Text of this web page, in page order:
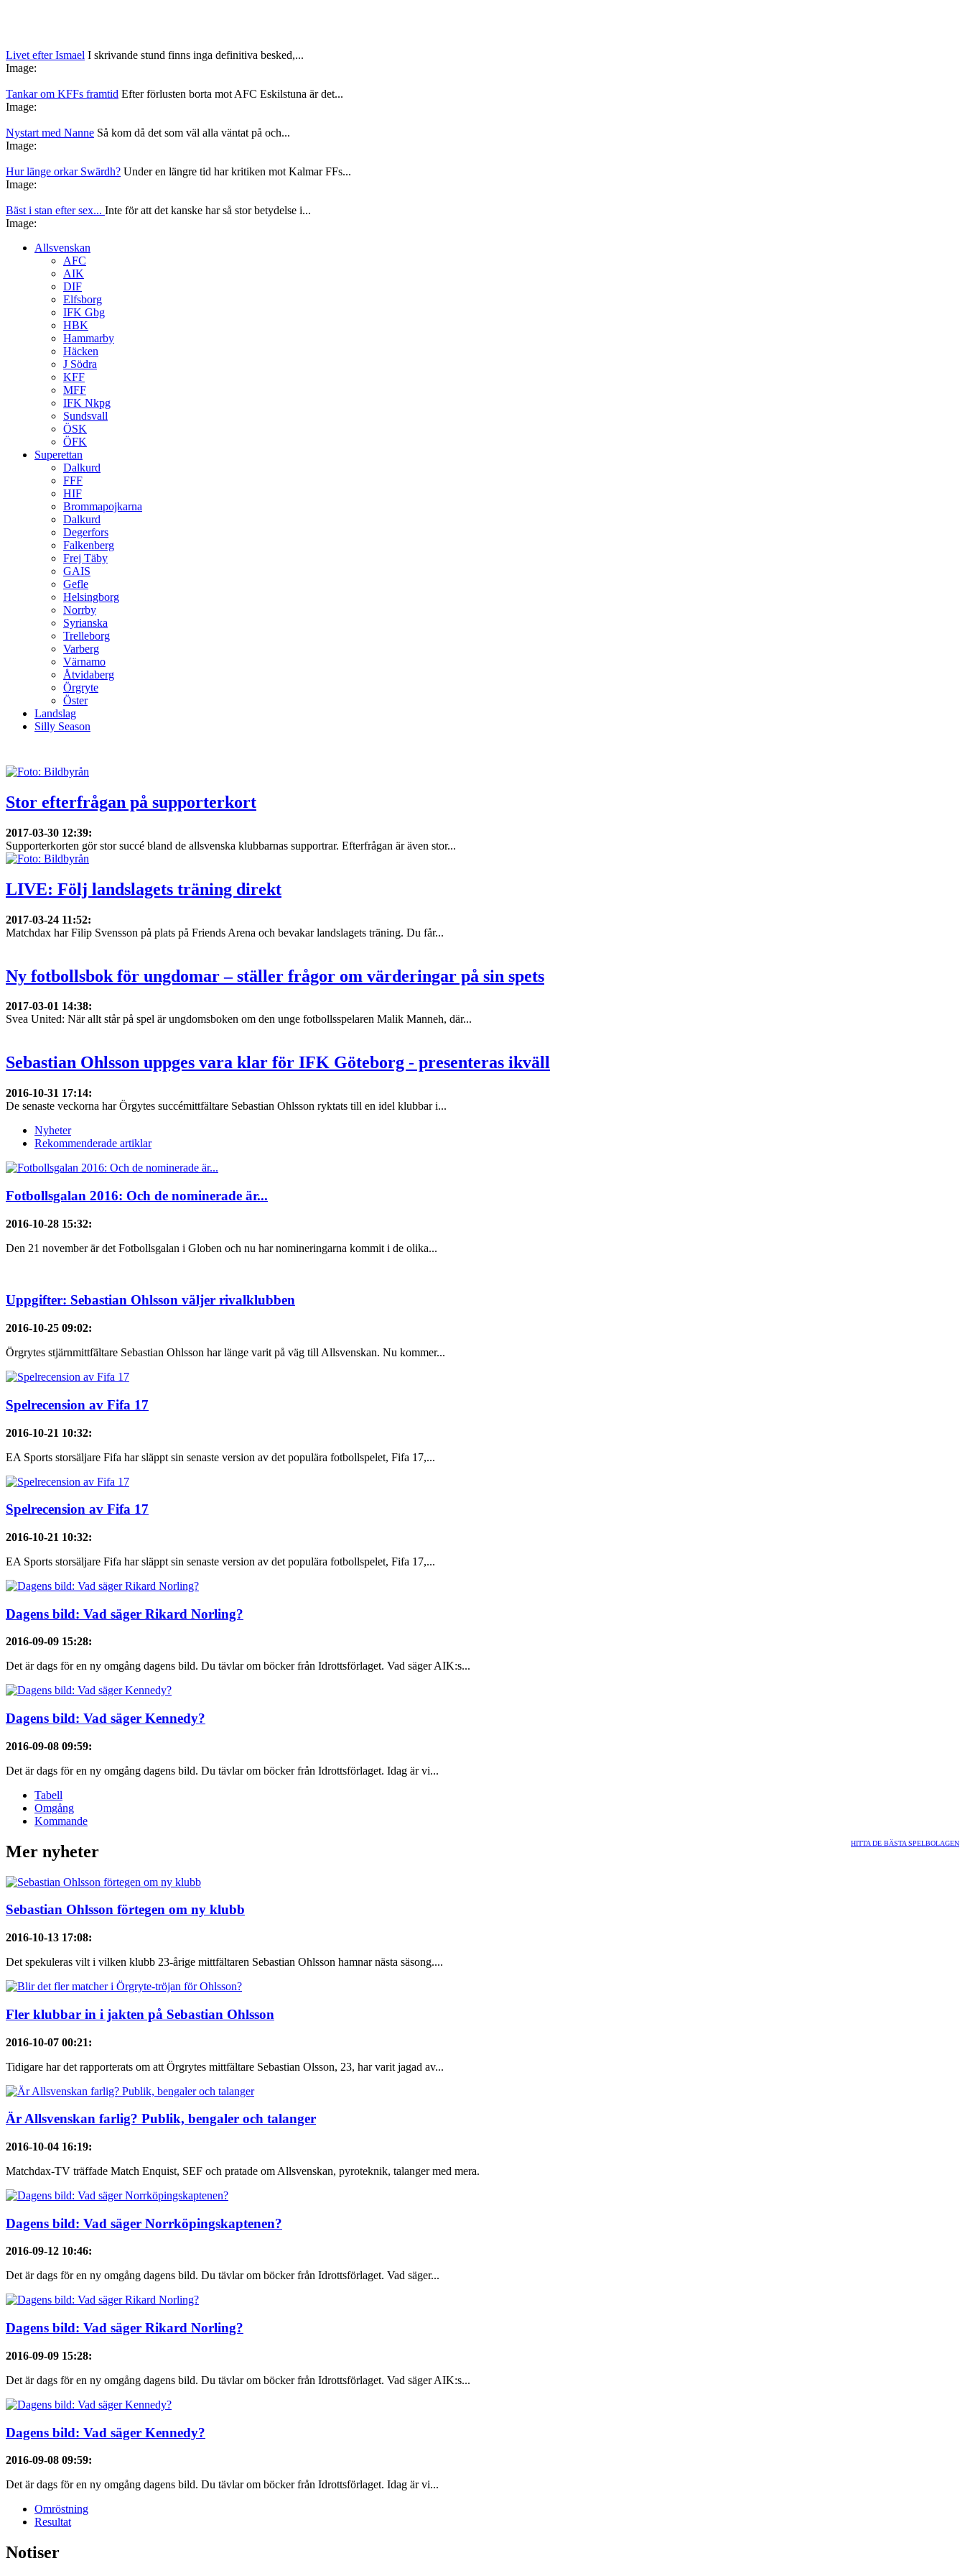
Livet efter Ismael I skrivande stund finns inga definitiva besked,...
Image:
Tankar om KFFs framtid Efter förlusten borta mot AFC Eskilstuna är det...
Image:
Nystart med Nanne Så kom då det som väl alla väntat på och...
Image:
Hur länge orkar Swärdh? Under en längre tid har kritiken mot Kalmar FFs...
Image:
Bäst i stan efter sex... Inte för att det kanske har så stor betydelse i...
Image:
Allsvenskan
AFC
AIK
DIF
Elfsborg
IFK Gbg
HBK
Hammarby
Häcken
J Södra
KFF
MFF
IFK Nkpg
Sundsvall
ÖSK
ÖFK
Superettan
Dalkurd
FFF
HIF
Brommapojkarna
Dalkurd
Degerfors
Falkenberg
Frej Täby
GAIS
Gefle
Helsingborg
Norrby
Syrianska
Trelleborg
Varberg
Värnamo
Åtvidaberg
Örgryte
Öster
Landslag
Silly Season
Stor efterfrågan på supporterkort
2017-03-30 12:39:
Supporterkorten gör stor succé bland de allsvenska klubbarnas supportrar. Efterfrågan är även stor...
LIVE: Följ landslagets träning direkt
2017-03-24 11:52:
Matchdax har Filip Svensson på plats på Friends Arena och bevakar landslagets träning. Du får...
Ny fotbollsbok för ungdomar – ställer frågor om värderingar på sin spets
2017-03-01 14:38:
Svea United: När allt står på spel är ungdomsboken om den unge fotbollsspelaren Malik Manneh, där...
Sebastian Ohlsson uppges vara klar för IFK Göteborg - presenteras ikväll
2016-10-31 17:14:
De senaste veckorna har Örgytes succémittfältare Sebastian Ohlsson ryktats till en idel klubbar i...
Nyheter
Rekommenderade artiklar
Fotbollsgalan 2016: Och de nominerade är...
2016-10-28 15:32:
Den 21 november är det Fotbollsgalan i Globen och nu har nomineringarna kommit i de olika...
Uppgifter: Sebastian Ohlsson väljer rivalklubben
2016-10-25 09:02:
Örgrytes stjärnmittfältare Sebastian Ohlsson har länge varit på väg till Allsvenskan. Nu kommer...
Spelrecension av Fifa 17
2016-10-21 10:32:
EA Sports storsäljare Fifa har släppt sin senaste version av det populära fotbollspelet, Fifa 17,...
Spelrecension av Fifa 17
2016-10-21 10:32:
EA Sports storsäljare Fifa har släppt sin senaste version av det populära fotbollspelet, Fifa 17,...
Dagens bild: Vad säger Rikard Norling?
2016-09-09 15:28:
Det är dags för en ny omgång dagens bild. Du tävlar om böcker från Idrottsförlaget. Vad säger AIK:s...
Dagens bild: Vad säger Kennedy?
2016-09-08 09:59:
Det är dags för en ny omgång dagens bild. Du tävlar om böcker från Idrottsförlaget. Idag är vi...
Tabell
Omgång
Kommande
HITTA DE BÄSTA SPELBOLAGEN
Mer nyheter
Sebastian Ohlsson förtegen om ny klubb
2016-10-13 17:08:
Det spekuleras vilt i vilken klubb 23-årige mittfältaren Sebastian Ohlsson hamnar nästa säsong....
Fler klubbar in i jakten på Sebastian Ohlsson
2016-10-07 00:21:
Tidigare har det rapporterats om att Örgrytes mittfältare Sebastian Olsson, 23, har varit jagad av...
Är Allsvenskan farlig? Publik, bengaler och talanger
2016-10-04 16:19:
Matchdax-TV träffade Match Enquist, SEF och pratade om Allsvenskan, pyroteknik, talanger med mera.
Dagens bild: Vad säger Norrköpingskaptenen?
2016-09-12 10:46:
Det är dags för en ny omgång dagens bild. Du tävlar om böcker från Idrottsförlaget. Vad säger...
Dagens bild: Vad säger Rikard Norling?
2016-09-09 15:28:
Det är dags för en ny omgång dagens bild. Du tävlar om böcker från Idrottsförlaget. Vad säger AIK:s...
Dagens bild: Vad säger Kennedy?
2016-09-08 09:59:
Det är dags för en ny omgång dagens bild. Du tävlar om böcker från Idrottsförlaget. Idag är vi...
Omröstning
Resultat
Notiser